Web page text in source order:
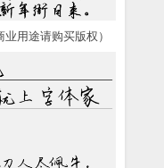
用途请购买版权）